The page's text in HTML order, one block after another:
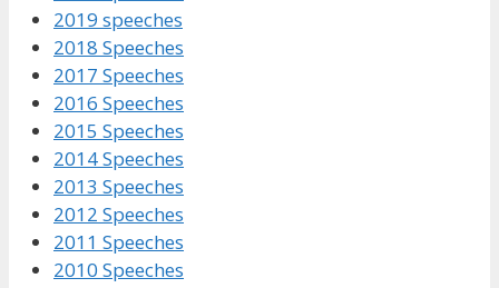
2019 speeches
2018 Speeches
2017 Speeches
2016 Speeches
2015 Speeches
2014 Speeches
2013 Speeches
2012 Speeches
2011 Speeches
2010 Speeches